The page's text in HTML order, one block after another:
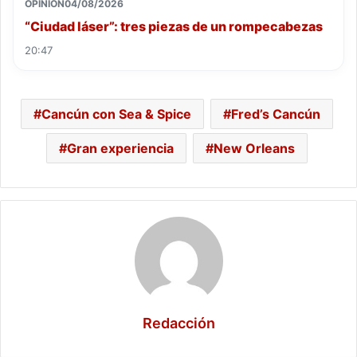
OPINIÓN04/08/2026
“Ciudad láser”: tres piezas de un rompecabezas
20:47
Cancún con Sea & Spice Fred’s Cancún
Gran experiencia New Orleans
Redacción